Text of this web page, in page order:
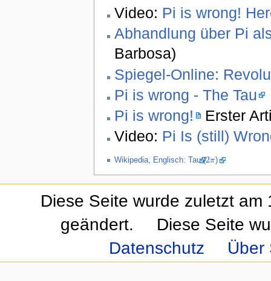
Video: Pi is wrong!
Abhandlung über Pi
Barbosa)
Spiegel-Online:
Pi is wrong - The Tau
Pi is wrong! Erster
Video: Pi Is (still)
Wikipedia, Englisch: Tau (2π
2π)
Diese Seite wurde zuletzt
geändert.
Diese Seite
Datenschutz
Über